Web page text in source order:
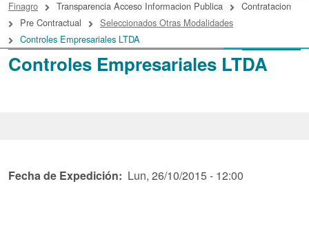
Controles Empresariales LTDA
Finagro Transparencia Acceso Informacion Publica
Contratacion
Pre Contractual
Seleccionados Otras Modalidades
Controles Empresariales LTDA
Fecha de Expedición Lun, 26/10/2015 - 12:00